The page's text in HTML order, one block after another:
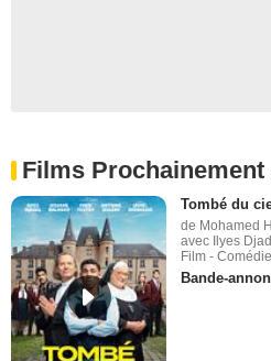
Films Prochainement
Tombé du
de Mohamed
avec Ilyes
Film - Comédie
Bande-